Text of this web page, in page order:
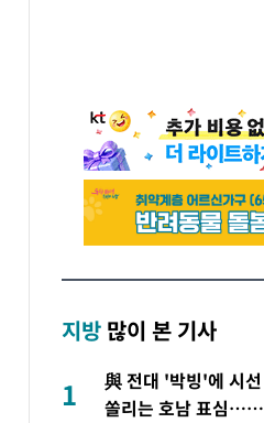
지방 많이 본 기사
1
與 전대 '박빙'에 시선
쏠리는 호남 표심…鄭